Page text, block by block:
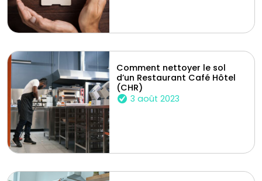
Comment nettoyer le sol
d’un Restaurant Café Hôtel
(CHR)
3 août 2023